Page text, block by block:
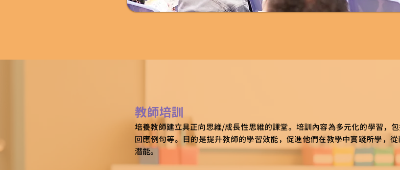
教師培訓
培養教師建立具正向思維/成長性思維的課堂。培訓內容為多元化的學習，
回應例句等。目的是提升教師的學習效能，促進他們在教學中實踐所學，
潛能。